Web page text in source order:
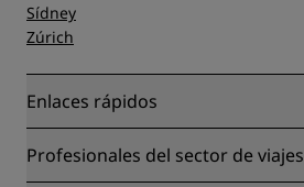
Sídney
Zúrich
Enlaces rápidos
Radisson Rewards
Profesionales del sector de viajes